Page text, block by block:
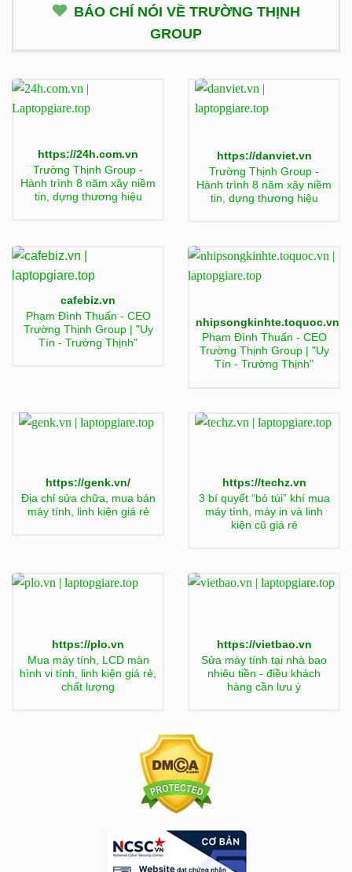
BÁO CHÍ NÓI VỀ TRƯỜNG THỊNH
GROUP
https://24h.com.vn
Trường Thịnh Group -
Hành trình 8 năm xây niềm
tin, dựng thương hiệu
https://danviet.vn
Trường Thịnh Group -
Hành trình 8 năm xây niềm
tin, dựng thương hiệu
cafebiz.vn
Phạm Đình Thuấn - CEO
Trường Thịnh Group | "Uy
Tín - Trường Thịnh"
nhipsongkinhte.toquoc.vn
Phạm Đình Thuấn - CEO
Trường Thịnh Group | "Uy
Tín - Trường Thịnh"
https://genk.vn/
Địa chỉ sửa chữa, mua bán
máy tính, linh kiện giá rẻ
https://techz.vn
3 bí quyết “bỏ túi” khí mua
máy tính, máy in và linh
kiện cũ giá rẻ
https://plo.vn
Mua máy tính, LCD màn
hình vi tính, linh kiện giá rẻ,
chất lượng
https://vietbao.vn
Sửa máy tính tại nhà bao
nhiêu tiền - điều khách
hàng cần lưu ý